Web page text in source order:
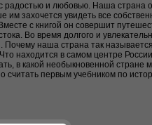
радостью и любовью. Наша страна
им захочется увидеть все
с книгой он совершит
Во время долгого и
Почему наша страна так
находится в самом центре
в какой необыкновенной стране
считать первым учебником по